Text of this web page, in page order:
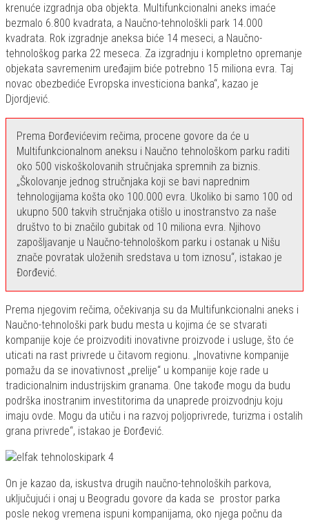
krenuće izgradnja oba objekta. Multifunkcionalni aneks imaće
bezmalo 6.800 kvadrata, a Naučno-tehnološkli park 14.000
kvadrata. Rok izgradnje aneksa biće 14 meseci, a Naučno-
tehnološkog parka 22 meseca. Za izgradnju i kompletno opremanje
objekata savremenim uređajim biće potrebno 15 miliona evra. Taj
novac obezbediće Evropska investiciona banka“, kazao je
Djordjević.
Prema Đorđevićevim rečima, procene govore da će u
Multifunkcionalnom aneksu i Naučno tehnološkom parku raditi
oko 500 viskoškolovanih stručnjaka spremnih za biznis.
„Školovanje jednog stručnjaka koji se bavi naprednim
tehnologijama košta oko 100.000 evra. Ukoliko bi samo 100 od
ukupno 500 takvih stručnjaka otišlo u inostranstvo za naše
društvo to bi značilo gubitak od 10 miliona evra. Njihovo
zapošljavanje u Naučno-tehnološkom parku i ostanak u Nišu
znače povratak uloženih sredstava u tom iznosu“, istakao je
Đorđević.
Prema njegovim rečima, očekivanja su da Multifunkcionalni aneks i
Naučno-tehnološki park budu mesta u kojima će se stvarati
kompanije koje će proizvoditi inovativne proizvode i usluge, što će
uticati na rast privrede u čitavom regionu. „Inovativne kompanije
pomažu da se inovativnost „prelije“ u kompanije koje rade u
tradicionalnim industrijskim granama. One takođe mogu da budu
podrška inostranim investitorima da unaprede proizvodnju koju
imaju ovde. Mogu da utiču i na razvoj poljoprivrede, turizma i ostalih
grana privrede“, istakao je Đorđević.
On je kazao da, iskustva drugih naučno-tehnoloških parkova,
uključujući i onaj u Beogradu govore da kada se prostor parka
posle nekog vremena ispuni kompanijama, oko njega počnu da